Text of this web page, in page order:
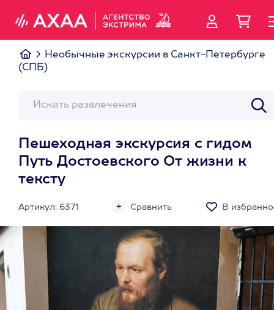
Необычные экскурсии в Санкт-Петербурге
(СПБ)
Пешеходная экскурсия с гидом
Путь Достоевского От жизни к
тексту
Артикул: 6371 Сравнить В